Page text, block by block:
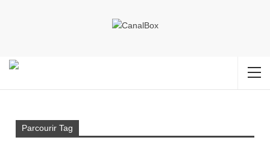
Parcourir Tag